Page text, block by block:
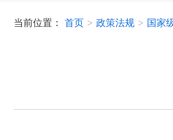
当前位置： 首页 > 政策法规 > 国家